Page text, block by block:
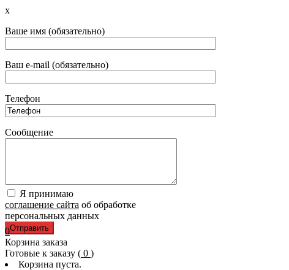
x
Ваше имя (обязательно)
Ваш e-mail (обязательно)
Телефон
Сообщение
Я принимаю
соглашение сайта об обработке
персональных данных
0
Корзина заказа
Готовые к заказу ( 0 )
Корзина пуста.